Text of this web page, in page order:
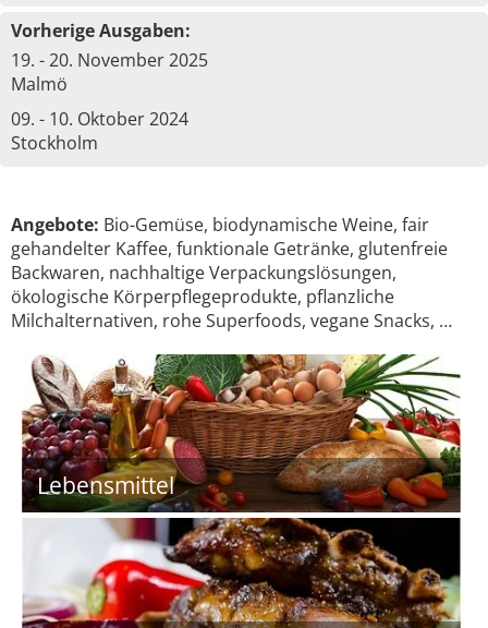
Vorherige Ausgaben:
19. - 20. November 2025
Malmö
09. - 10. Oktober 2024
Stockholm
Angebote: Bio-Gemüse, biodynamische Weine, fair
gehandelter Kaffee, funktionale Getränke, glutenfreie
Backwaren, nachhaltige Verpackungslösungen,
ökologische Körperpflegeprodukte, pflanzliche
Milchalternativen, rohe Superfoods, vegane Snacks, …
Lebensmittel